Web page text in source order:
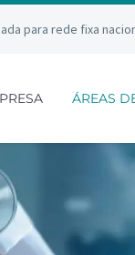
para rede fixa
ÁREAS